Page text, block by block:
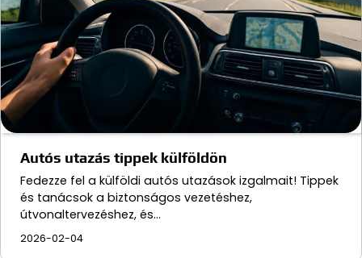
Autós utazás tippek külföldön
Fedezze fel a külföldi autós utazások izgalmait! Tippek
és tanácsok a biztonságos vezetéshez,
útvonaltervezéshez, és…
2026-02-04